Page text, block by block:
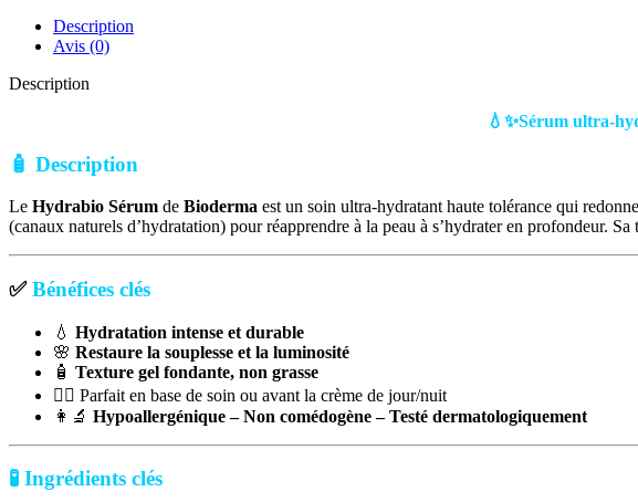
40
ml
Description
Avis (0)
Description
💧✨Sérum ultra-
🧴 Description
Le Hydrabio Sérum de Bioderma est un soin ultra-hydratant haute tolérance qui
(canaux naturels d’hydratation) pour réapprendre à la peau à s’hydrater en profondeur.
✅Bénéfices clés
💧 Hydratation intense et durable
🌸 Restaure la souplesse et la luminosité
🧴 Texture gel fondante, non grasse
🧖‍♀️ Parfait en base de soin ou avant la crème de jour/nuit
👩‍🔬 Hypoallergénique – Non comédogène – Testé dermatologiquement
🧪 Ingrédients clés